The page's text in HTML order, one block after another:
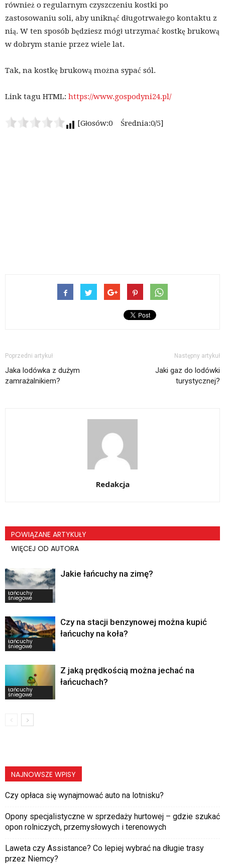
również o regularnym czyszczeniu kostki po
zastosowaniu soli, aby uniknąć długotrwałego kontaktu z
nią. W ten sposób będziesz mógł utrzymać kostkę brukową
w dobrym stanie przez wiele lat.
Tak, na kostkę brukową można sypać sól.
Link tagu HTML: https://www.gospodyni24.pl/
[Głosów:0 Średnia:0/5]
Poprzedni artykuł
Jaka lodówka z dużym
zamrażalnikiem?
Następny artykuł
Jaki gaz do lodówki
turystycznej?
Redakcja
POWIĄZANE ARTYKUŁY
WIĘCEJ OD AUTORA
Łańcuchy
śniegowe
Jakie łańcuchy na zimę?
Łańcuchy
śniegowe
Czy na stacji benzynowej można kupić
łańcuchy na koła?
Łańcuchy
śniegowe
Z jaką prędkością można jechać na
łańcuchach?
NAJNOWSZE WPISY
Czy opłaca się wynajmować auto na lotnisku?
Opony specjalistyczne w sprzedaży hurtowej – gdzie szukać
opon rolniczych, przemysłowych i terenowych
Laweta czy Assistance? Co lepiej wybrać na długie trasy
przez Niemcy?